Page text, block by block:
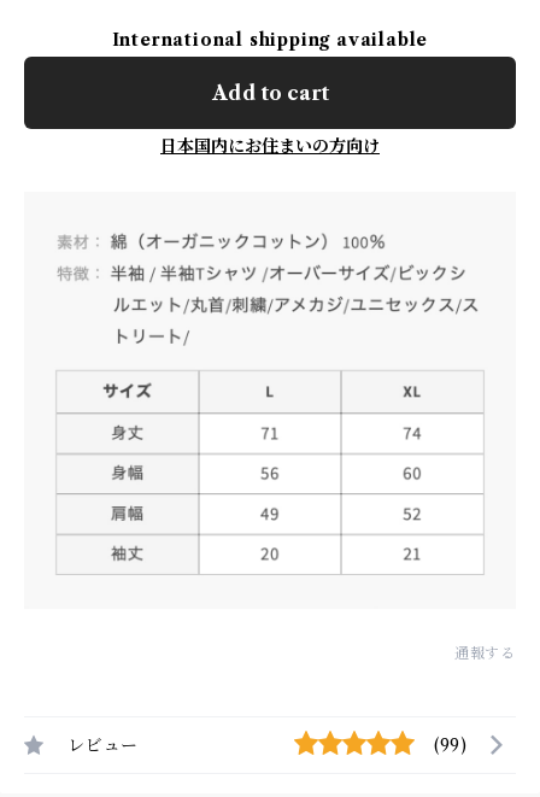
International shipping available
Add to cart
日本国内にお住まいの方向け
通報する
レビュー (99)